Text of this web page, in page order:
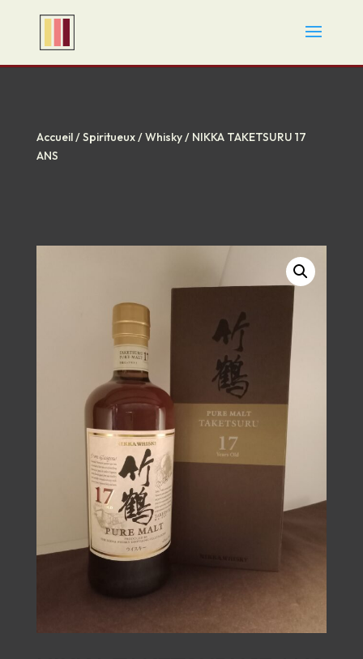
Accueil/Spiritueux/Whisky/ NIKKA TAKETSURU 17
ANS